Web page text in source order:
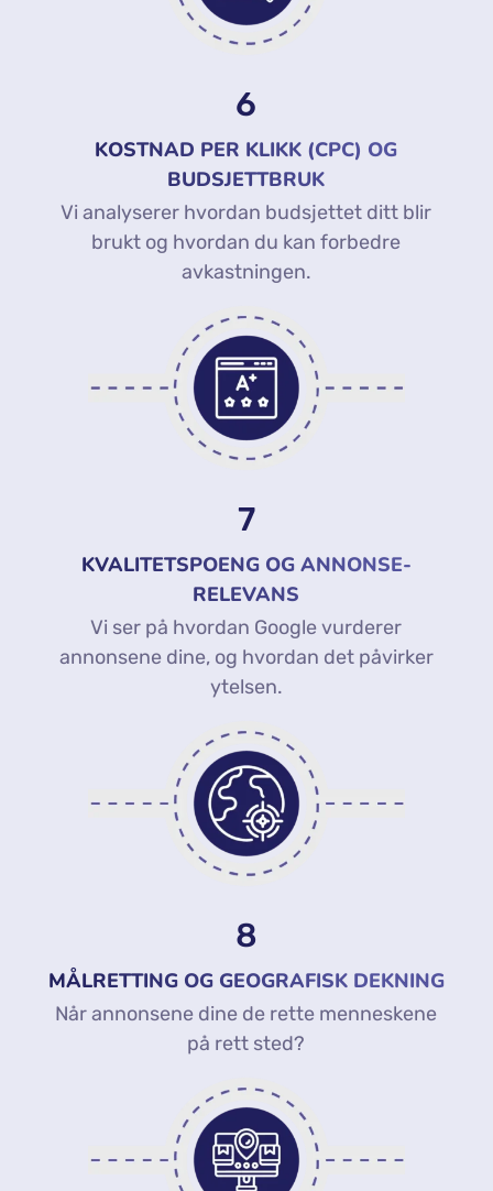
6
KOSTNAD PER KLIKK (CPC) OG
BUDSJETTBRUK
Vi analyserer hvordan budsjettet ditt blir
brukt og hvordan du kan forbedre
avkastningen.
7
KVALITETSPOENG OG ANNONSE-
RELEVANS
Vi ser på hvordan Google vurderer
annonsene dine, og hvordan det påvirker
ytelsen.
8
MÅLRETTING OG GEOGRAFISK DEKNING
Når annonsene dine de rette menneskene
på rett sted?